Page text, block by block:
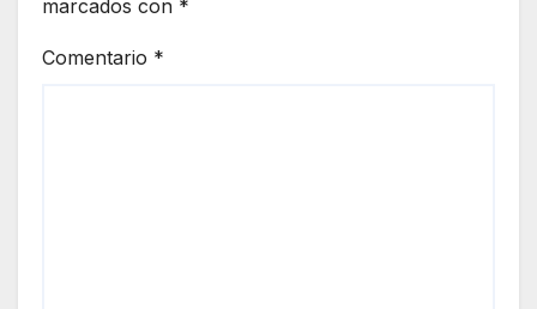
marcados con *
Comentario *